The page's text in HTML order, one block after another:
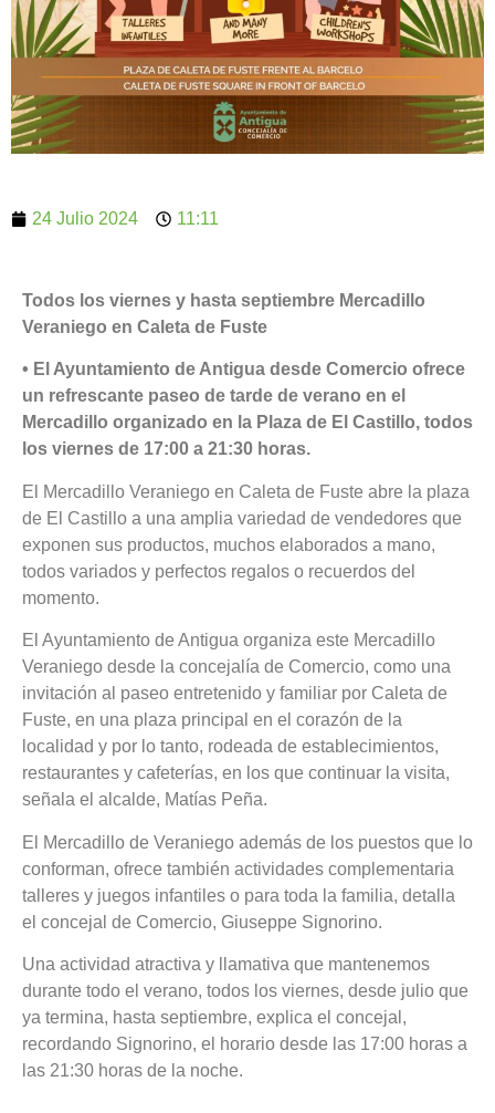
24 Julio 2024 11:11
Todos los viernes y hasta septiembre Mercadillo
Veraniego en Caleta de Fuste
• El Ayuntamiento de Antigua desde Comercio ofrece
un refrescante paseo de tarde de verano en el
Mercadillo organizado en la Plaza de El Castillo, todos
los viernes de 17:00 a 21:30 horas.
El Mercadillo Veraniego en Caleta de Fuste abre la plaza
de El Castillo a una amplia variedad de vendedores que
exponen sus productos, muchos elaborados a mano,
todos variados y perfectos regalos o recuerdos del
momento.
El Ayuntamiento de Antigua organiza este Mercadillo
Veraniego desde la concejalía de Comercio, como una
invitación al paseo entretenido y familiar por Caleta de
Fuste, en una plaza principal en el corazón de la
localidad y por lo tanto, rodeada de establecimientos,
restaurantes y cafeterías, en los que continuar la visita,
señala el alcalde, Matías Peña.
El Mercadillo de Veraniego además de los puestos que lo
conforman, ofrece también actividades complementaria
talleres y juegos infantiles o para toda la familia, detalla
el concejal de Comercio, Giuseppe Signorino.
Una actividad atractiva y llamativa que mantenemos
durante todo el verano, todos los viernes, desde julio que
ya termina, hasta septiembre, explica el concejal,
recordando Signorino, el horario desde las 17:00 horas a
las 21:30 horas de la noche.